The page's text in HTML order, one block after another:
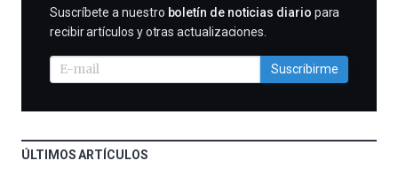
SUSCRIBIRME
Suscríbete a nuestro boletín de noticias diario para
recibir artículos y otras actualizaciones.
Suscribirme
ÚLTIMOS ARTÍCULOS